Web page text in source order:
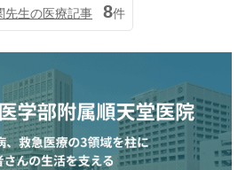
先生の医療記事 8件